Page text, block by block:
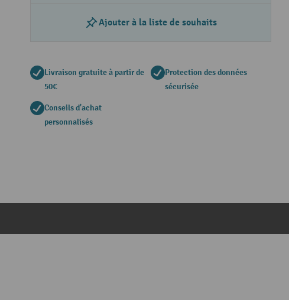
Ajouter à la liste de souhaits
Livraison gratuite à partir de
50€
Protection des données
sécurisée
Conseils d'achat
personnalisés